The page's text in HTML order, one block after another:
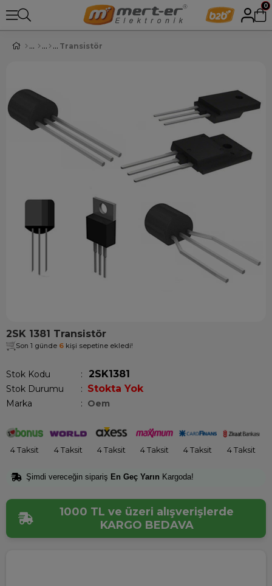
0
Transistör
2SK 1381 Transistör
Son 1 günde 6 kişi sepetine ekledi!
Stok Kodu 2SK1381
Stok Durumu : Stokta Yok
Marka : Oem
4 Taksit 4 Taksit 4 Taksit 4 Taksit 4 Taksit 4 Taksit
Şimdi vereceğin sipariş En Geç Yarın Kargoda!
1000 TL ve üzeri alışverişlerde
KARGO BEDAVA